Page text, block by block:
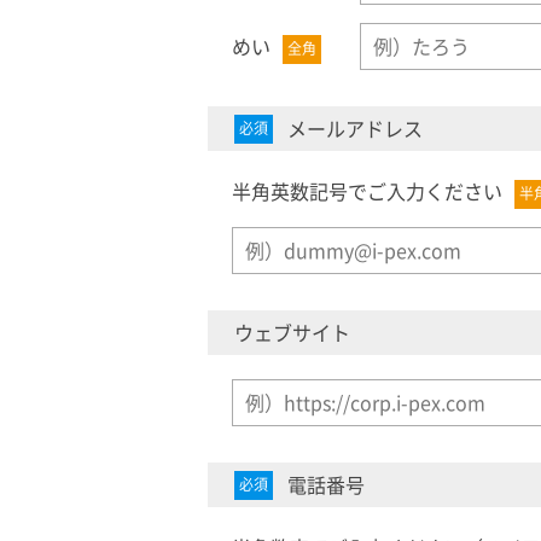
めい 全角
必須 メールアドレス
半角英数記号でご入力ください 半
ウェブサイト
必須 電話番号